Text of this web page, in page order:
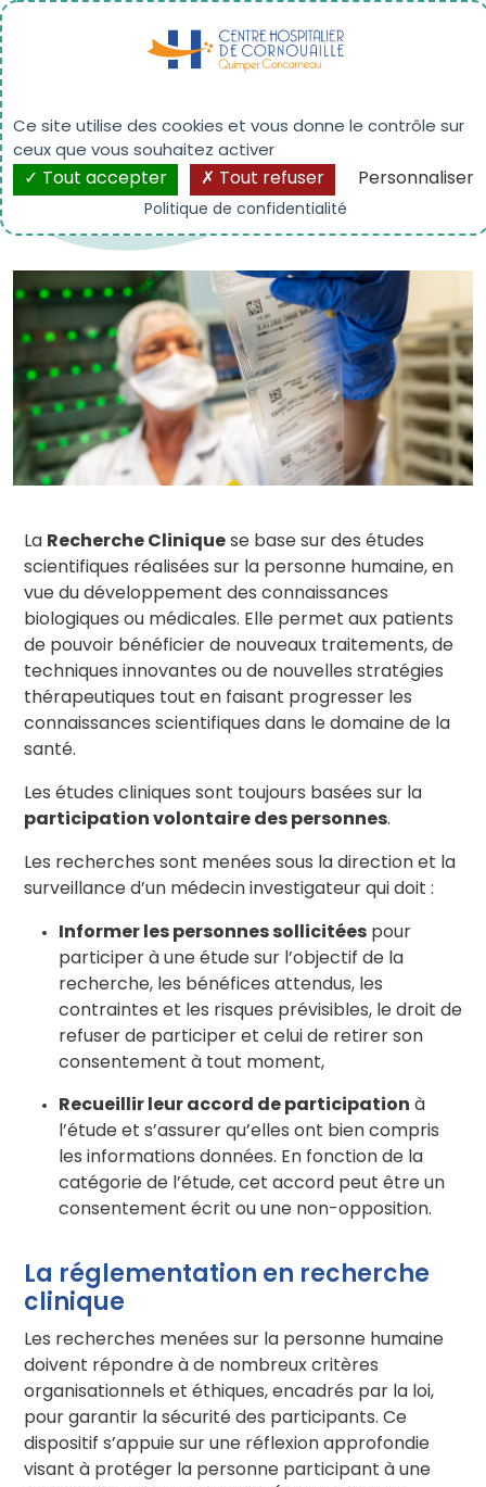
La recherche clinique et
l’innovation
La Recherche Clinique se base sur des études
scientifiques réalisées sur la personne humaine, en
vue du développement des connaissances
biologiques ou médicales. Elle permet aux patients
de pouvoir bénéficier de nouveaux traitements, de
techniques innovantes ou de nouvelles stratégies
thérapeutiques tout en faisant progresser les
connaissances scientifiques dans le domaine de la
santé.
Les études cliniques sont toujours basées sur la
participation volontaire des personnes.
Les recherches sont menées sous la direction et la
surveillance d’un médecin investigateur qui doit :
Informer les personnes sollicitées pour
participer à une étude sur l’objectif de la
recherche, les bénéfices attendus, les
contraintes et les risques prévisibles, le droit de
refuser de participer et celui de retirer son
consentement à tout moment,
Recueillir leur accord de participation à
l’étude et s’assurer qu’elles ont bien compris
les informations données. En fonction de la
catégorie de l’étude, cet accord peut être un
consentement écrit ou une non-opposition.
La réglementation en recherche
clinique
Les recherches menées sur la personne humaine
doivent répondre à de nombreux critères
organisationnels et éthiques, encadrés par la loi,
pour garantir la sécurité des participants. Ce
dispositif s’appuie sur une réflexion approfondie
visant à protéger la personne participant à une
Panneau de gestion des cookies
Ce site utilise des cookies et vous donne le contrôle sur
ceux que vous souhaitez activer
Tout accepter Tout refuser Personnaliser
Politique de confidentialité